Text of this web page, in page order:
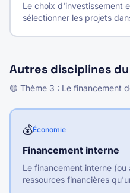
Le choix d'investissement
sélectionner les projets
Autres disciplines
🟡 Thème 3 : Le financement
💰Économie
Financement interne
Le financement interne
ressources financières